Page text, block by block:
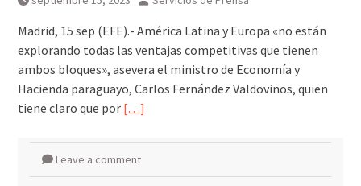
viernes 7 agosto 2026
Madrid, 15 sep (EFE).- América Latina y Europa «no están
explorando todas las ventajas competitivas que tienen
ambos bloques», asevera el ministro de Economía y
Hacienda paraguayo, Carlos Fernández Valdovinos, quien
tiene claro que por […]
Leave a comment